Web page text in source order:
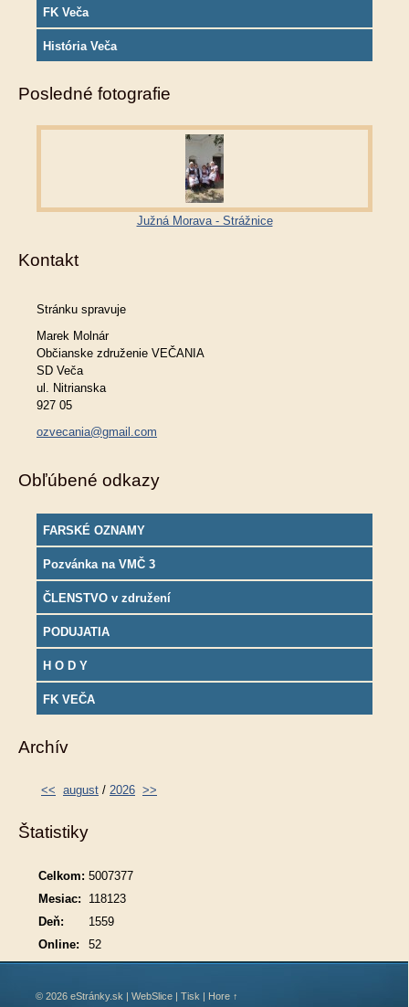
FK Veča
História Veča
Posledné fotografie
Južná Morava - Strážnice
Kontakt
Stránku spravuje
Marek Molnár
Občianske združenie VEČANIA
SD Veča
ul. Nitrianska
927 05
ozvecania@gmail.com
Obľúbené odkazy
FARSKÉ OZNAMY
Pozvánka na VMČ 3
ČLENSTVO v združení
PODUJATIA
H O D Y
FK VEČA
Archív
<< august / 2026 >>
Štatistiky
Online: 52
Celkom: 5007377
Mesiac:
118123
Deň:
1559
© 2026 eStránky.sk | WebSlice | Tisk | Hore ↑